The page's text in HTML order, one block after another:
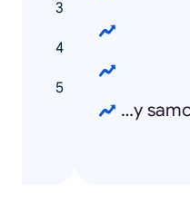
Wybory samorządowe 2024